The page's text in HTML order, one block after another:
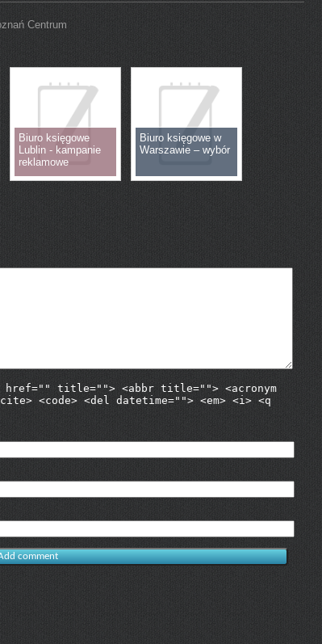
Centrum
Biuro księgowe
Lublin - kampanie
reklamowe
Biuro księgowe w
Warszawie – wybór
href="" title=""> <abbr title=""> <acronym
<code> <del datetime=""> <em> <i> <q